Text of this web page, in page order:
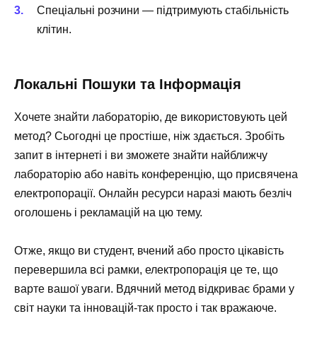
Спеціальні розчини — підтримують стабільність
клітин.
Локальні Пошуки та Інформація
Хочете знайти лабораторію, де використовують цей
метод? Сьогодні це простіше, ніж здається. Зробіть
запит в інтернеті і ви зможете знайти найближчу
лабораторію або навіть конференцію, що присвячена
електропорації. Онлайн ресурси наразі мають безліч
оголошень і рекламацій на цю тему.
Отже, якщо ви студент, вчений або просто цікавість
перевершила всі рамки, електропорація це те, що
варте вашої уваги. Вдячний метод відкриває брами у
світ науки та інновацій-так просто і так вражаюче.